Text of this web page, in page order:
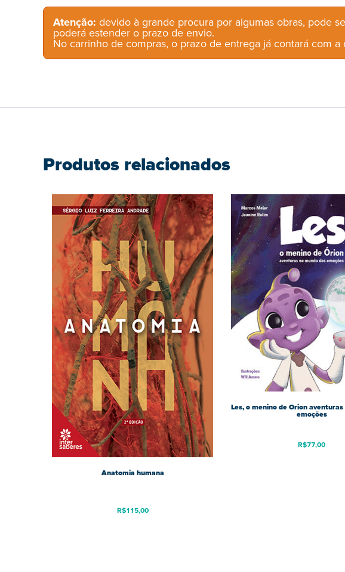
Atenção: devido à grande procura por algumas obras, pode
poderá estender o prazo de envio.
No carrinho de compras, o prazo de entrega já contará com a
Produtos relacionados
Anatomia humana
R$115,00
Les, o menino de Orion
emoções
R$77,00